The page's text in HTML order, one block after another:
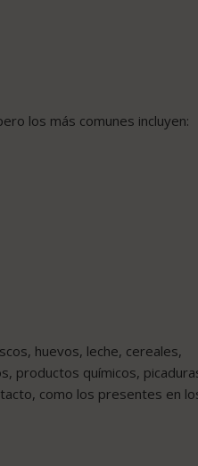
los más comunes incluyen:
huevos, leche, cereales,
productos químicos,
como los presentes en